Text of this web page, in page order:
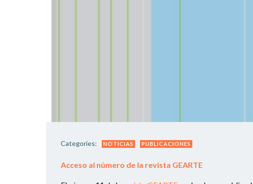
Categories: NOTICIAS PUBLICACIONES
Acceso al número de la revista GEARTE